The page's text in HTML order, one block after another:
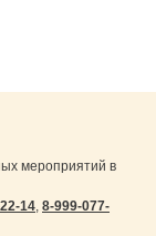
мероприятий в
14, 8-999-077-